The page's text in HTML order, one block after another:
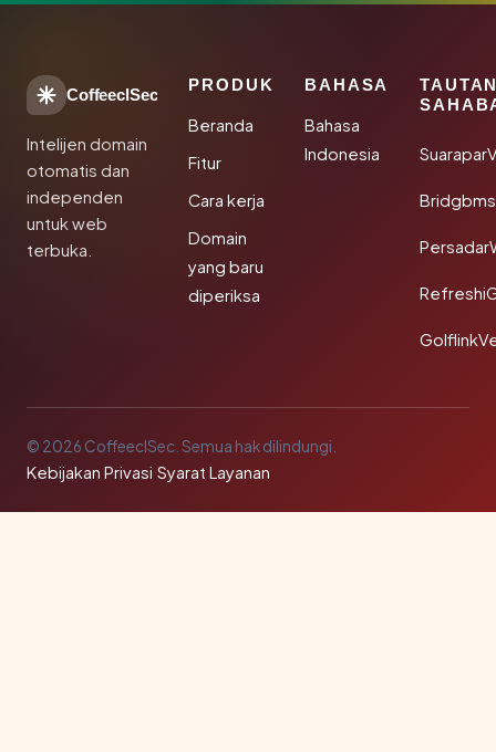
CoffeeclSec
Intelijen domain
otomatis dan
independen
untuk web
terbuka.
PRODUK
Beranda
Fitur
Cara kerja
Domain
yang baru
diperiksa
BAHASA
Bahasa
Indonesia
© 2026 CoffeeclSec. Semua hak dilindungi.
Kebijakan Privasi·Syarat Layanan